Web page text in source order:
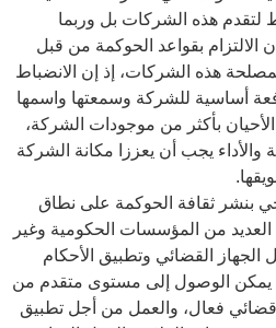
هذه الشركات بل وربما
الالتزام بقواعد الحوكمة من قبل
هذه الشركات، إذ إن الانضباط
أساسية للشركة وسمعتها واسمها
بأكثر من موجودات الشركة،
والأداء يجب أن يعززا مكانة الشركة
بنشر ثقافة الحوكمة على نطاق
من المؤسسات الحكومية وغير
الجهاز القضائي وتطبيق الأحكام
يمكن الوصول إلى مستوى متقدم من
قضائي فعال، والعمل من أجل تطبيق